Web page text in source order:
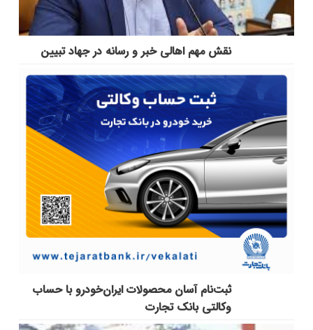
نقش مهم اهالی خبر و رسانه در جهاد تبیین
ثبت‌نام آسان محصولات ایران‌خودرو با حساب
وکالتی بانک تجارت